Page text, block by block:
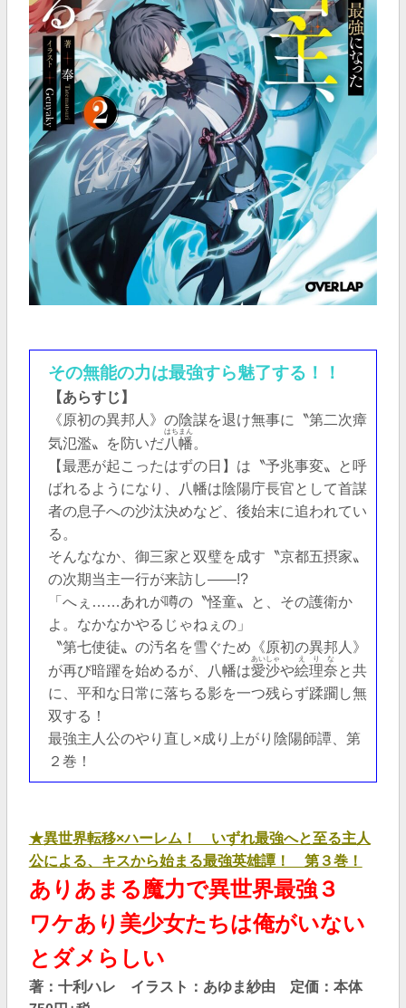
その無能の力は最強すら魅了する！！
【あらすじ】
《原初の異邦人》の陰謀を退け無事に〝第二次瘴
気氾濫〟を防いだ八幡
はちまん
。
【最悪が起こったはずの日】は〝予兆事変〟と呼
ばれるようになり、八幡は陰陽庁長官として首謀
者の息子への沙汰決めなど、後始末に追われてい
る。
そんななか、御三家と双璧を成す〝京都五摂家〟
の次期当主一行が来訪し――!?
「へぇ……あれが噂の〝怪童〟と、その護衛か
よ。なかなかやるじゃねぇの」
〝第七使徒〟の汚名を雪ぐため《原初の異邦人》
が再び暗躍を始めるが、八幡は愛沙
あいしゃ
や絵理奈
えりな
と共
に、平和な日常に落ちる影を一つ残らず蹂躙し無
双する！
最強主人公のやり直し×成り上がり陰陽師譚、第
２巻！
★異世界転移×ハーレム！ いずれ最強へと至る主人
公による、キスから始まる最強英雄譚！ 第３巻！
ありあまる魔力で異世界最強３
ワケあり美少女たちは俺がいない
とダメらしい
著：十利ハレ イラスト：あゆま紗由 定価：本体